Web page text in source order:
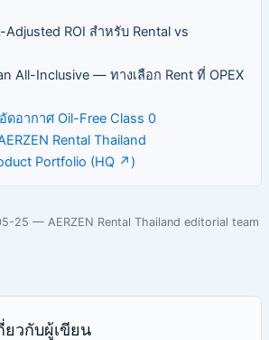
Adjusted ROI สำหรับ Rental vs
All-Inclusive — ทางเลือก Rent ที่ OPEX
ดอากาศ Oil-Free Class 0
Rental Thailand
Portfolio (HQ ↗)
25 — AERZEN Rental Thailand editorial team
วกับผู้เขียน